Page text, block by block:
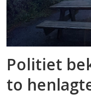
Politiet
to